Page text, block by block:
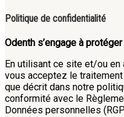
Politique de confidentialité
Odenth s’engage à
En utilisant ce site et/ou en
vous acceptez le
que décrit dans notre
conformité avec le
Données personnelles